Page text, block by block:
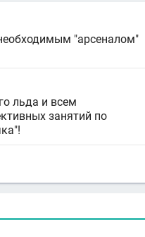
"арсеналом"
льда и всем
занятий по